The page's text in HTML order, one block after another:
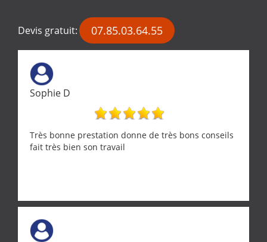
Devis gratuit: 07.85.03.64.55
Sophie D
Très bonne prestation donne de très bons conseils
fait très bien son travail